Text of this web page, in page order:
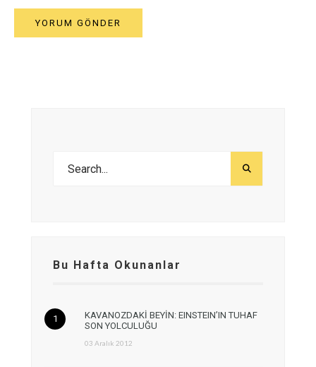
Bu Hafta Okunanlar
KAVANOZDAKİ BEYİN: EINSTEIN’IN TUHAF
SON YOLCULUĞU
03 Aralık 2012